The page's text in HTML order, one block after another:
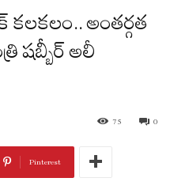
అంతర్గత
షబ్బీర్ అలీ
0
75
Pinterest